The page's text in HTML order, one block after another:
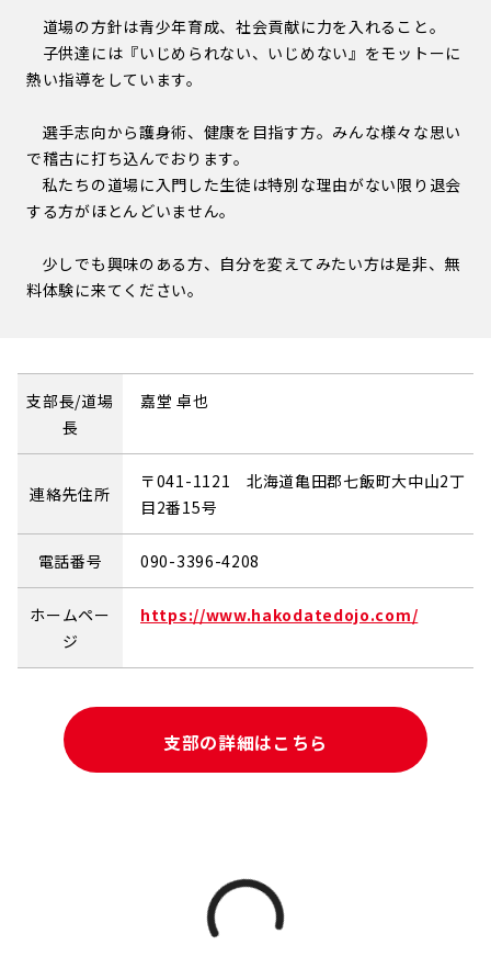
道場の方針は青少年育成、社会貢献に力を入れること。
子供達には『いじめられない、いじめない』をモットーに
熱い指導をしています。
選手志向から護身術、健康を目指す方。みんな様々な思い
で稽古に打ち込んでおります。
私たちの道場に入門した生徒は特別な理由がない限り退会
する方がほとんどいません。
少しでも興味のある方、自分を変えてみたい方は是非、無
料体験に来てください。
支部長/道場
長
嘉堂 卓也
連絡先住所
〒041-1121 北海道亀田郡七飯町大中山2丁
目2番15号
電話番号 090-3396-4208
ホームペー
ジ
https://www.hakodatedojo.com/
支部の詳細はこちら